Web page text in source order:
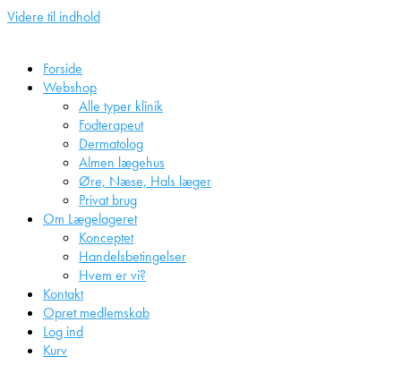
Videre til indhold
Forside
Webshop
Alle typer klinik
Fodterapeut
Dermatolog
Almen lægehus
Øre, Næse, Hals læger
Privat brug
Om Lægelageret
Konceptet
Handelsbetingelser
Hvem er vi?
Kontakt
Opret medlemskab
Log ind
Kurv